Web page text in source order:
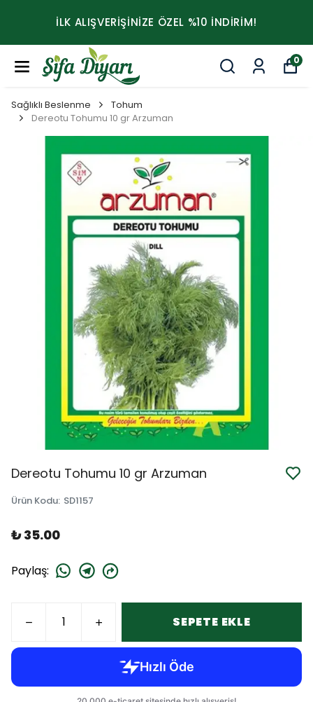
İLK ALIŞVERİŞİNİZE ÖZEL %10 İNDİRİM!
0
Sağlıklı Beslenme
Tohum
Dereotu Tohumu 10 gr Arzuman
Dereotu Tohumu 10 gr Arzuman
Ürün Kodu: SD1157
₺ 35.00
Paylaş:
SEPETE EKLE